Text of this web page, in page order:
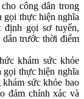
công dân trong
gọi thực hiện nghĩa
định gọi sơ tuyển,
trước thời điểm
khám sức khỏe
gọi thực hiện nghĩa
sức khỏe bao
đảm chính xác và